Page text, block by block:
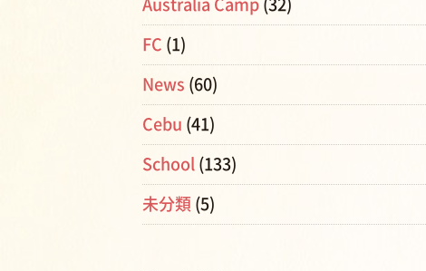
Australia Camp (32)
FC (1)
News (60)
Cebu (41)
School (133)
未分類 (5)